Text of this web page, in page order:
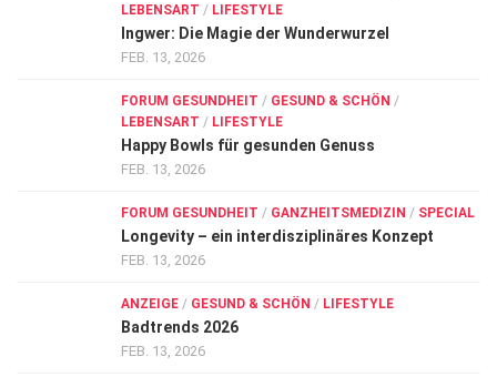
LEBENSART / LIFESTYLE
Ingwer: Die Magie der Wunderwurzel
FEB. 13, 2026
FORUM GESUNDHEIT / GESUND & SCHÖN /
LEBENSART / LIFESTYLE
Happy Bowls für gesunden Genuss
FEB. 13, 2026
FORUM GESUNDHEIT / GANZHEITSMEDIZIN / SPECIAL
Longevity – ein interdisziplinäres Konzept
FEB. 13, 2026
ANZEIGE / GESUND & SCHÖN / LIFESTYLE
Badtrends 2026
FEB. 13, 2026